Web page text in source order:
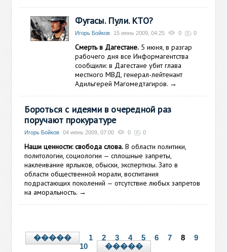
Фугасы. Пули. КТО?
Игорь Бойков 15 июнь 2009, 04:25 0 0
Смерть в Дагестане. 5 июня, в разгар
рабочего дня все Информагентства
сообщили: в Дагестане убит глава
местного МВД, генерал-лейтенант
Адильгерей Магомедтагиров. →
Бороться с идеями в очередной раз
поручают прокуратуре
Игорь Бойков 04 июнь 2009, 07:00 0 0
Наши ценности: свобода слова. В области политики,
политологии, социологии — сплошные запреты,
наклеивание ярлыков, обыски, экспертизы. Зато в
области общественной морали, воспитания
подрастающих поколений — отсутствие любых запретов
на аморальность. →
����� 1 2 3 4 5 6 7 8
9
10
�����